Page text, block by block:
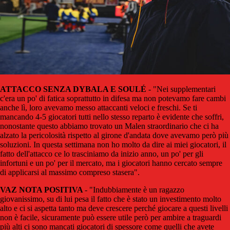
ATTACCO SENZA DYBALA E SOULÉ - "Nei supplementari
c'era un po' di fatica soprattutto in difesa ma non potevamo fare cambi
anche lì, loro avevamo messo attaccanti veloci e freschi. Se ti
mancando 4-5 giocatori tutti nello stesso reparto è evidente che soffri,
nonostante questo abbiamo trovato un Malen straordinario che ci ha
alzato la pericolosità rispetto al girone d'andata dove avevamo però più
soluzioni. In questa settimana non ho molto da dire ai miei giocatori, il
fatto dell'attacco ce lo trasciniamo da inizio anno, un po' per gli
infortuni e un po' per il mercato, ma i giocatori hanno cercato sempre
di applicarsi al massimo compreso stasera".
VAZ NOTA POSITIVA - "Indubbiamente è un ragazzo
giovanissimo, su di lui pesa il fatto che è stato un investimento molto
alto e ci si aspetta tanto ma deve crescere perché giocare a questi livelli
non è facile, sicuramente può essere utile però per ambire a traguardi
più alti ci sono mancati giocatori di spessore come quelli che avete